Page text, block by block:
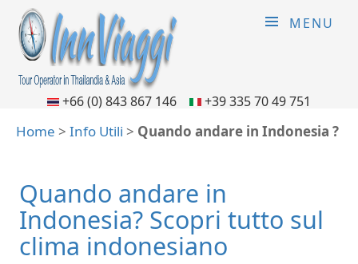
MENU
+66 (0) 843 867 146 +39 335 70 49 751
Home > Info Utili > Quando andare in Indonesia ?
Quando andare in
Indonesia? Scopri tutto sul
clima indonesiano